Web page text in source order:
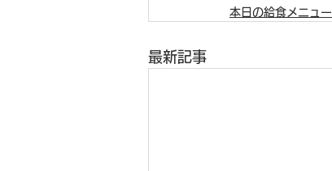
本日の給食メニュー
最新記事